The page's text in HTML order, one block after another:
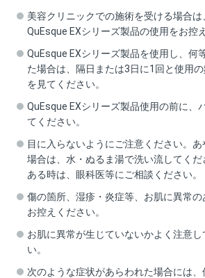
美容クリニックでの施術を受ける場合
QuEsque EXシリーズ製品の使用をお控
QuEsque EXシリーズ製品を使用し、何
た場合は、隔日または3日に1回と使用
を見てください。
QuEsque EXシリーズ製品使用の前に、
てください。
目に入らないようにご注意ください。
場合は、水・ぬるま湯で洗い流してく
ある時は、眼科医等にご相談ください。
傷の箇所、湿疹・炎症等、お肌に異常
お控えください。
お肌に異常が生じていないかよく注意し
い。
次のような症状があらわれた場合には